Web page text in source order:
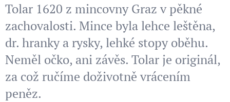
Tolar 1620 z mincovny Graz v pěkné
zachovalosti. Mince byla lehce leštěna,
dr. hranky a rysky, lehké stopy oběhu.
Neměl očko, ani závěs. Tolar je originál,
za což ručíme doživotně vrácením
peněz.